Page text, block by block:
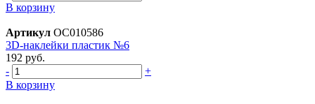
В корзину
Артикул ОС010586
3D-наклейки пластик №6
192 руб.
-
+
В корзину